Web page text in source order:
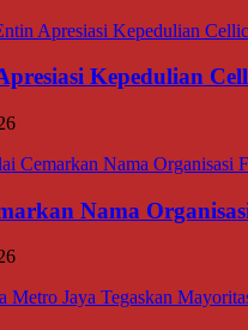
Kepedulian
Nama